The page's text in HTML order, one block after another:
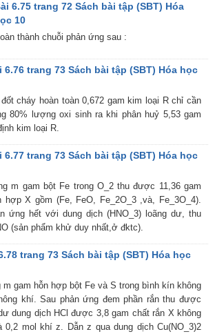
6.75 trang 72 Sách bài tập (SBT) Hóa
10
thành chuỗi phản ứng sau :
6.76 trang 73 Sách bài tập (SBT) Hóa học
cháy hoàn toàn 0,672 gam kim loại R chỉ cần
80% lượng oxi sinh ra khi phân huỷ 5,53 gam
kim loại R.
6.77 trang 73 Sách bài tập (SBT) Hóa học
m gam bột Fe trong O_2 thu được 11,36 gam
hợp X gồm (Fe, FeO, Fe_2O_3 ,và, Fe_3O_4).
ứng hết với dung dịch (HNO_3) loãng dư, thu
(sản phẩm khử duy nhất,ở đktc).
trang 73 Sách bài tập (SBT) Hóa học
m gam hỗn hợp bột Fe và S trong bình kín không
khí. Sau phản ứng đem phần rắn thu được
dung dịch HCl được 3,8 gam chất rắn X không
0,2 mol khí z. Dẫn z qua dung dịch Cu(NO_3)2